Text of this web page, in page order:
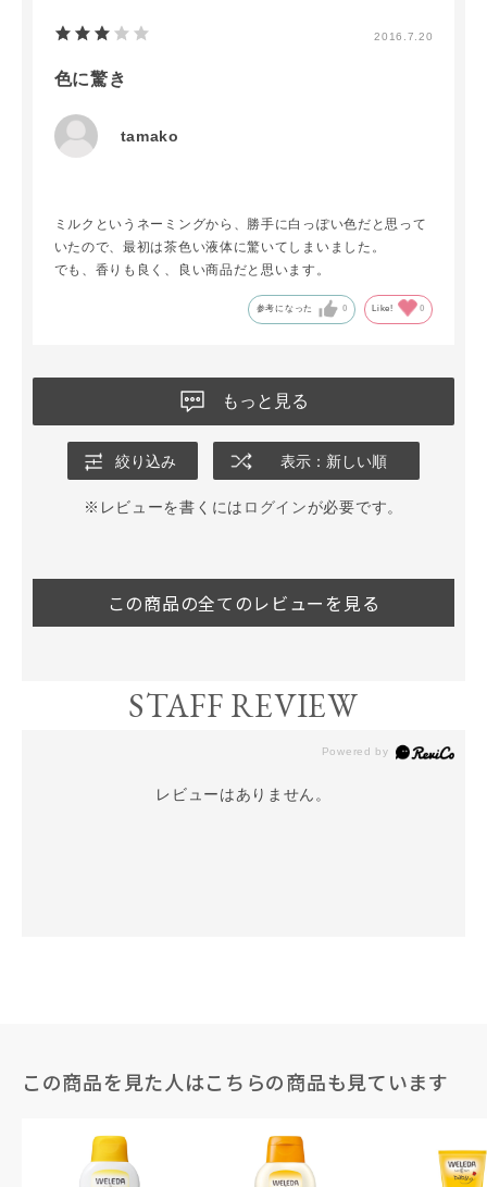
2016.7.20
色に驚き
tamako
ミルクというネーミングから、勝手に白っぽい色だと思って
いたので、最初は茶色い液体に驚いてしまいました。
でも、香りも良く、良い商品だと思います。
参考になった 0 Like! 0
もっと見る
絞り込み 表示：新しい順
※レビューを書くには ログインが必要です。
この商品の全てのレビューを見る
STAFF REVIEW
レビューはありません。
この商品を見た人はこちらの商品も見ています